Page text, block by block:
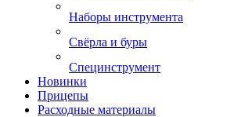
Наборы инструмента
Свёрла и буры
Специнструмент
Новинки
Прицепы
Расходные материалы